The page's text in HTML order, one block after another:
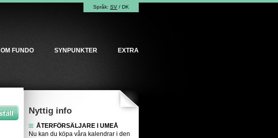
Språk: SV / DK
EXTRA
SYNPUNKTER
OM FUNDO
Nyttig info
ÅTERFÖRSÄLJARE I UMEÅ
Nu kan du köpa våra kalendrar i den